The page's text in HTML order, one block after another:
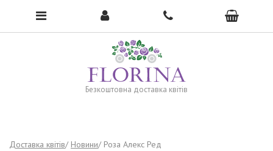
Безкоштовна доставка квітів
To open the menu, click here →
Доставка квітів Новини Роза Алекс Ред